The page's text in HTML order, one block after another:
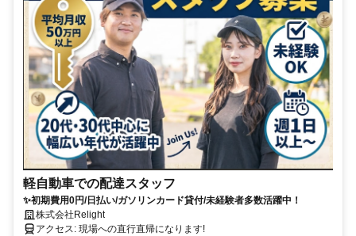
軽自動車での配達スタッフ
✨初期費用0円/日払い/ガソリンカード貸付/未経験者多数活躍中！
株式会社Relight
アクセス: 現場への直行直帰になります!